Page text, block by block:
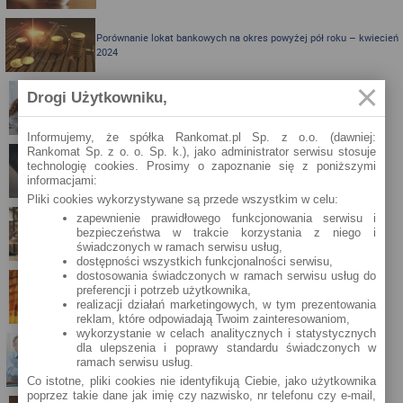
Porównanie lokat bankowych na okres powyżej pół roku – kwiecień
2024
Porównanie lokat bankowych na okres powyżej pół roku
SKOK po szybkie pieniądze w 15 minut
VeloBank kusi kontem z dużą premią
Plan wdrożenia stawki WIRON
Co dzieje się ze środkami na koncie po śmierci właściciela
rachunku?
Drogi Użytkowniku,
Informujemy, że spółka Rankomat.pl Sp. z o.o. (dawniej:
Rankomat Sp. z o. o. Sp. k.), jako administrator serwisu stosuje
technologię cookies. Prosimy o zapoznanie się z poniższymi
informacjami:
Pliki cookies wykorzystywane są przede wszystkim w celu:
zapewnienie prawidłowego funkcjonowania serwisu i
bezpieczeństwa w trakcie korzystania z niego i
świadczonych w ramach serwisu usług,
dostępności wszystkich funkcjonalności serwisu,
dostosowania świadczonych w ramach serwisu usług do
preferencji i potrzeb użytkownika,
realizacji działań marketingowych, w tym prezentowania
reklam, które odpowiadają Twoim zainteresowaniom,
wykorzystanie w celach analitycznych i statystycznych
dla ulepszenia i poprawy standardu świadczonych w
ramach serwisu usług.
Co istotne, pliki cookies nie identyfikują Ciebie, jako użytkownika
poprzez takie dane jak imię czy nazwisko, nr telefonu czy e-mail,